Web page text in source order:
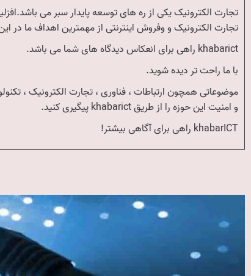
تجارت الکترونیک یکی از ره های توسعه پایدار سبر می
تجارت الکترونیک و وفروش اینترنتی از مهمترین اهداف ما در
khabarict راهی برای انعکاس دیدگاه های شما می باشد.
با ما راحت تر دیده شوید.
موضوعاتی همچون ارتباطات ، فناوری ، تجارت الکترونیک ،
و امنیت این حوزه را از طریق khabarict پیگیری کنید.
khabarICT راهی برای آگاهی بیشتر!